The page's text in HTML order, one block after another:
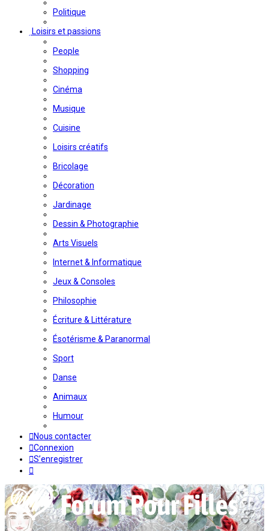
Politique
Loisirs et passions
People
Shopping
Cinéma
Musique
Cuisine
Loisirs créatifs
Bricolage
Décoration
Jardinage
Dessin & Photographie
Arts Visuels
Internet & Informatique
Jeux & Consoles
Philosophie
Écriture & Littérature
Ésotérisme & Paranormal
Sport
Danse
Animaux
Humour
Nous contacter
Connexion
S’enregistrer